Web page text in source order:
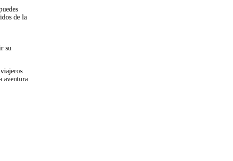
de la
su